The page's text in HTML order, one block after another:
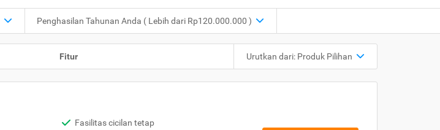
Penghasilan Tahunan Anda ( Lebih dari Rp120.000.000 )
Fitur Urutkan dari: Produk Pilihan
Fasilitas cicilan tetap